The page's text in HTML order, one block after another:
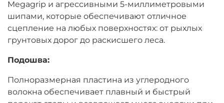
Megagrip и агрессивными 5-миллиметровыми
шипами, которые обеспечивают отличное
сцепление на любых поверхностях: от рыхлых
грунтовых дорог до раскисшего леса.
Подошва:
Полноразмерная пластина из углеродного
волокна обеспечивает плавный и быстрый